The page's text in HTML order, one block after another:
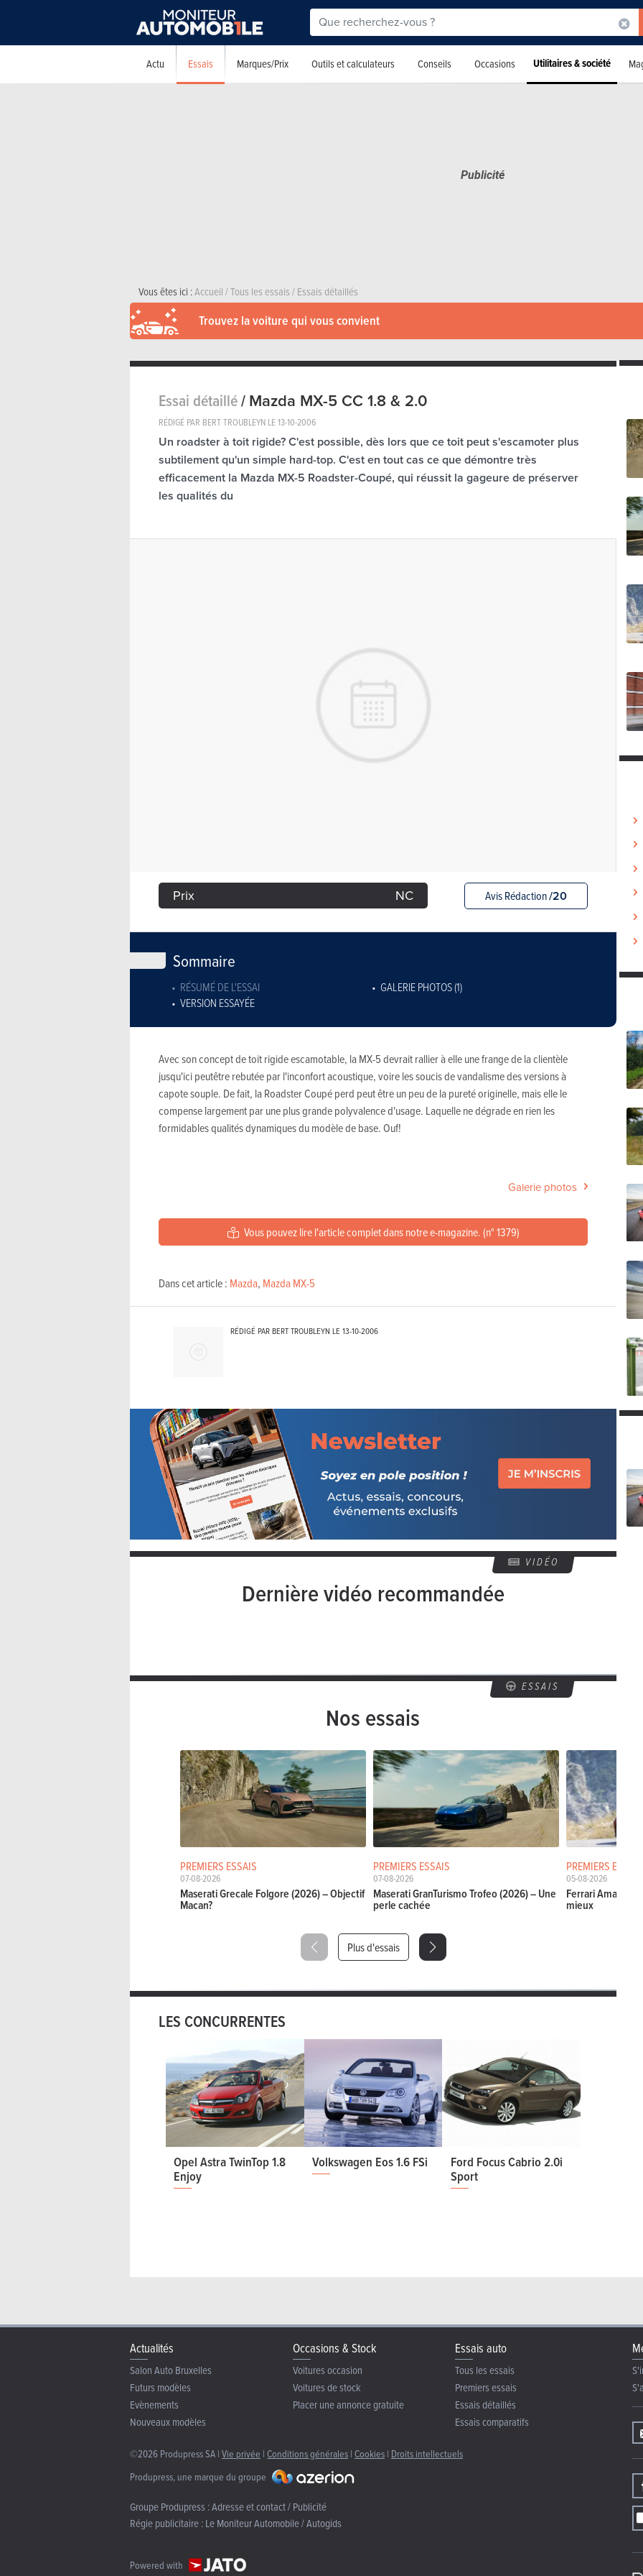
Actu Essais Marques/Prix Outils et calculateurs Conseils Occasions Utilitaires & société
Vous êtes ici :Accueil/Tous les essais/Essais détaillés
Trouvez la voiture qui vous convient
Essai détaillé/Mazda MX-5 CC 1.8 & 2.0
RÉDIGÉ PAR BERT TROUBLEYN LE13-10-2006
Un roadster à toit rigide? C'est possible, dès lors que ce toit peut s'escamoter plus
subtilement qu'un simple hard-top. C'est en tout cas ce que démontre très
efficacement la Mazda MX-5 Roadster-Coupé, qui réussit la gageure de préserver
les qualités du
Prix NC Avis Rédaction/20
Sommaire
RÉSUMÉ DE L'ESSAI
GALERIE PHOTOS (1)
VERSION ESSAYÉE
Avec son concept de toit rigide escamotable, la MX-5 devrait rallier à elle une frange de la clientèle
jusqu'ici peutêtre rebutée par l'inconfort acoustique, voire les soucis de vandalisme des versions à
capote souple. De fait, la Roadster Coupé perd peut être un peu de la pureté originelle, mais elle le
compense largement par une plus grande polyvalence d'usage. Laquelle ne dégrade en rien les
formidables qualités dynamiques du modèle de base. Ouf!
Galerie photos
Vous pouvez lire l'article complet dans notre e-magazine. (n° 1379)
Dans cet article : Mazda, Mazda MX-5
RÉDIGÉ PAR BERT TROUBLEYN LE 13-10-2006
VIDÉO
Dernière vidéo recommandée
ESSAIS
Nos essais
PREMIERS ESSAIS
07-08-2026
Maserati Grecale Folgore (2026) – Objectif
Macan?
PREMIERS ESSAIS
07-08-2026
Maserati GranTurismo Trofeo (2026) – Une
perle cachée
PREMIERS ESSAIS
05-08-2026
Ferrari Amalfi
mieux
Plus d'essais
LES CONCURRENTES
Opel Astra TwinTop 1.8
Enjoy
Volkswagen Eos 1.6 FSi
Ford Focus Cabrio 2.0i
Sport
Actualités
Salon Auto Bruxelles
Futurs modèles
Evènements
Nouveaux modèles
Occasions & Stock
Voitures occasion
Voitures de stock
Placer une annonce gratuite
Essais auto
Tous les essais
Premiers essais
Essais détaillés
Essais comparatifs
©2026 Produpress SA | Vie privée | Conditions générales | Cookies | Droits intellectuels
Produpress, une marque du groupe
Groupe Produpress :Adresse et contact / Publicité
Régie publicitaire :Le Moniteur Automobile / Autogids
Powered with